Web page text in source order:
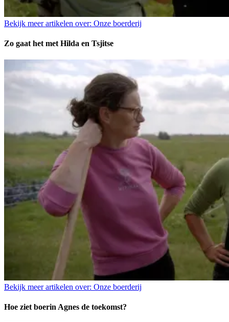
Bekijk meer artikelen over: Onze boerderij
Zo gaat het met Hilda en Tsjitse
Bekijk meer artikelen over: Onze boerderij
Hoe ziet boerin Agnes de toekomst?